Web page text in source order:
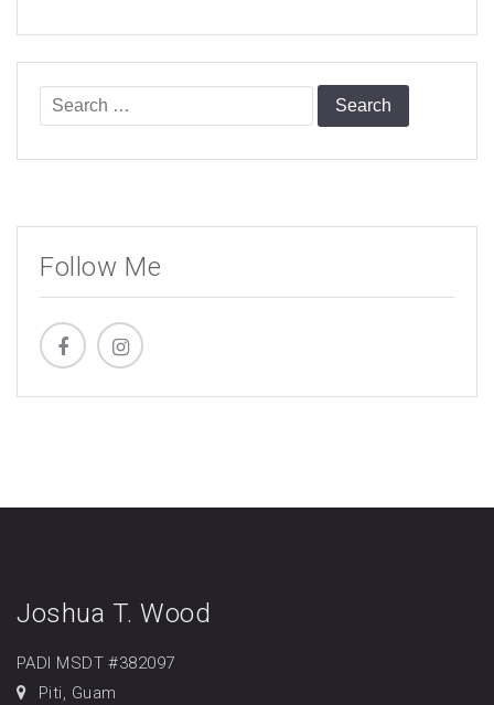
Search
for:
Follow Me
Joshua T. Wood
PADI MSDT #382097
Piti, Guam